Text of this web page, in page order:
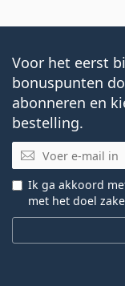
Voor het eerst
bonuspunten
abonneren en
bestelling.
E-mail
Ik ga akkoord
met het doel